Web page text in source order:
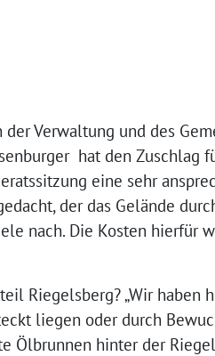
Verwaltung und des
hat den Zuschlag
eine sehr
der das Gelände
nach. Die Kosten hierfür
Riegelsberg? „Wir
liegen oder durch
Ölbrunnen hinter der